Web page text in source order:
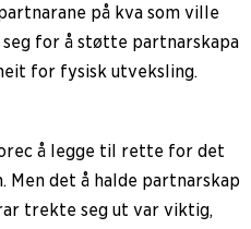
på kva som ville
for å støtte partnarskapa
for fysisk utveksling.
å legge til rette for det
Men det å halde partnarskap
trekte seg ut var viktig,